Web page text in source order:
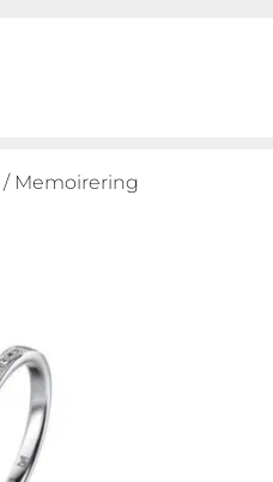
/ Memoirering